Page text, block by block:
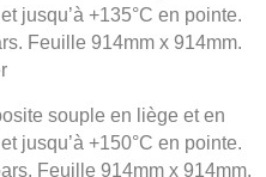
jusqu’à +135°C en pointe.
Feuille 914mm x 914mm.
souple en liège et en
jusqu’à +150°C en pointe.
Feuille 914mm x 914mm.